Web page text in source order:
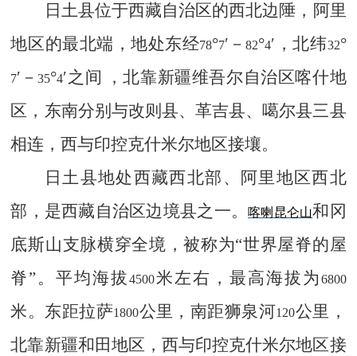
日土县位于西藏自治区的西北边陲，阿里
地区的最北端，地处东经78°7′－82°4′，北纬32°
7′－35°4′之间
，北靠新疆维吾尔自治区喀什地
区，东南分别与改则县、革吉县、噶尔县三县
相连，西与印控克什米尔地区接壤。
日土县地处西藏西北部、阿里地区西北
部，是西藏自治区边境县之一。喀喇昆仑山和冈
底斯山支脉横穿全境，被称为“世界屋脊的屋
脊”。平均海拔4500米左右，最高海拔为 6800
米。东距拉萨1800公里，南距狮泉河120公里，
北靠新疆和田地区，西与印控克什米尔地区接